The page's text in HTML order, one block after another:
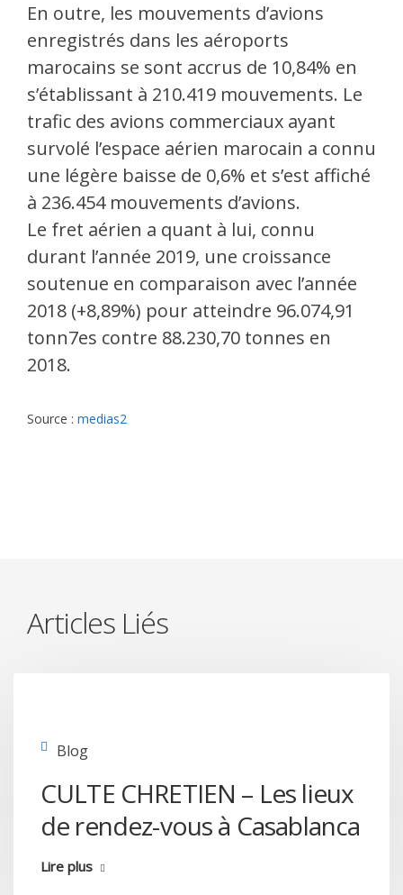
En outre, les mouvements d’avions
enregistrés dans les aéroports
marocains se sont accrus de 10,84% en
s’établissant à 210.419 mouvements. Le
trafic des avions commerciaux ayant
survolé l’espace aérien marocain a connu
une légère baisse de 0,6% et s’est affiché
à 236.454 mouvements d’avions.
Le fret aérien a quant à lui, connu
durant l’année 2019, une croissance
soutenue en comparaison avec l’année
2018 (+8,89%) pour atteindre 96.074,91
tonn7es contre 88.230,70 tonnes en
2018.
Source : medias2
Articles Liés
Blog
CULTE CHRETIEN – Les lieux
de rendez-vous à Casablanca
Lire plus